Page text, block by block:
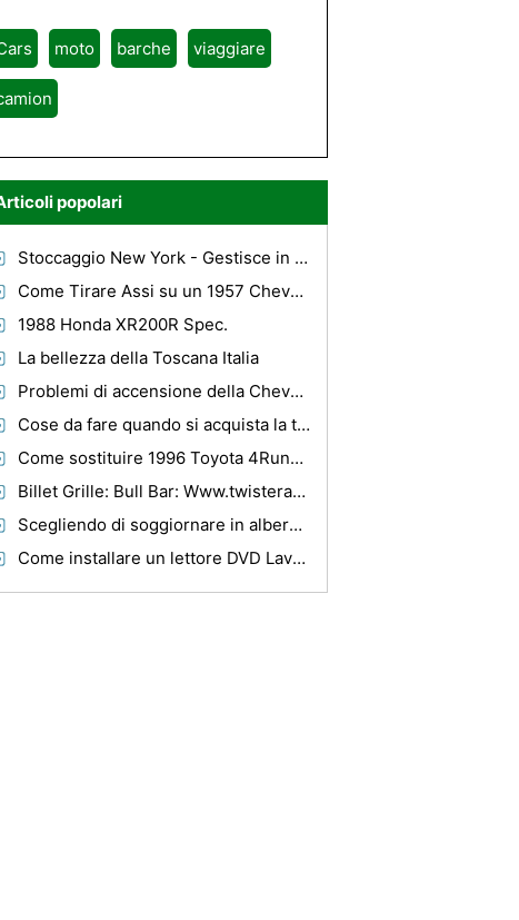
moto barche viaggiare
popolari
Stoccaggio New York - Gestisce in modo sicuro i vostri effetti con valori
Come Tirare Assi su un 1957 Chevy Bel Air
1988 Honda XR200R Spec.
La bellezza della Toscana Italia
Problemi di accensione della Chevy Duramax
Cose da fare quando si acquista la tua assicurazione auto
Come sostituire 1996 Toyota 4Runner dischi freno
Billet Grille: Bull Bar: Www.twisterautoparts.com
Scegliendo di soggiornare in alberghi di business in India
Come installare un lettore DVD Lavagna Into Ford Explorer